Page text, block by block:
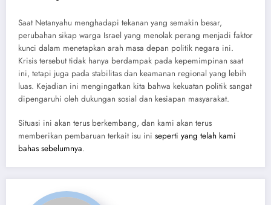
Saat Netanyahu menghadapi tekanan yang semakin besar,
perubahan sikap warga Israel yang menolak perang menjadi faktor
kunci dalam menetapkan arah masa depan politik negara ini.
Krisis tersebut tidak hanya berdampak pada kepemimpinan saat
ini, tetapi juga pada stabilitas dan keamanan regional yang lebih
luas. Kejadian ini mengingatkan kita bahwa kekuatan politik sangat
dipengaruhi oleh dukungan sosial dan kesiapan masyarakat.
Situasi ini akan terus berkembang, dan kami akan terus
memberikan pembaruan terkait isu ini seperti yang telah kami
bahas sebelumnya.